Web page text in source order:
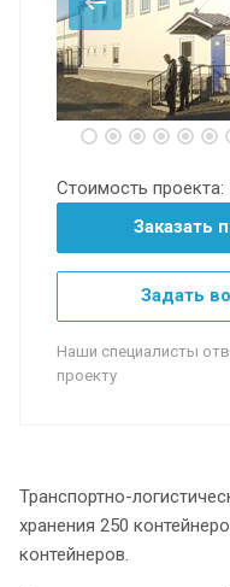
Стоимость проекта:
Заказать
Задать
Наши специалисты
проекту
Транспортно-
хранения 250
контейнеров.